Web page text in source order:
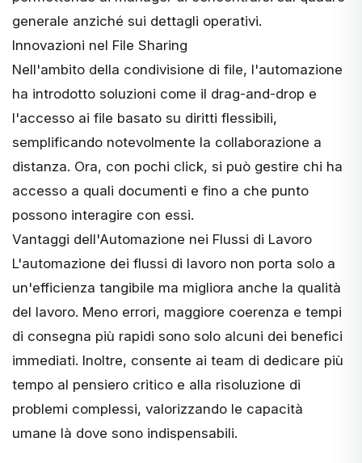
generale anziché sui dettagli operativi.
Innovazioni nel File Sharing
Nell'ambito della condivisione di file, l'automazione
ha introdotto soluzioni come il drag-and-drop e
l'accesso ai file basato su diritti flessibili,
semplificando notevolmente la collaborazione a
distanza. Ora, con pochi click, si può gestire chi ha
accesso a quali documenti e fino a che punto
possono interagire con essi.
Vantaggi dell'Automazione nei Flussi di Lavoro
L'automazione dei flussi di lavoro non porta solo a
un'efficienza tangibile ma migliora anche la qualità
del lavoro. Meno errori, maggiore coerenza e tempi
di consegna più rapidi sono solo alcuni dei benefici
immediati. Inoltre, consente ai team di dedicare più
tempo al pensiero critico e alla risoluzione di
problemi complessi, valorizzando le capacità
umane là dove sono indispensabili.